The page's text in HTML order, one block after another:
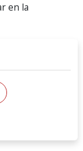
en la